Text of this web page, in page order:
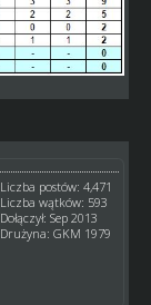
Liczba postów: 4,471
Liczba wątków: 593
Dołączył: Sep 2013
Drużyna: GKM 1979